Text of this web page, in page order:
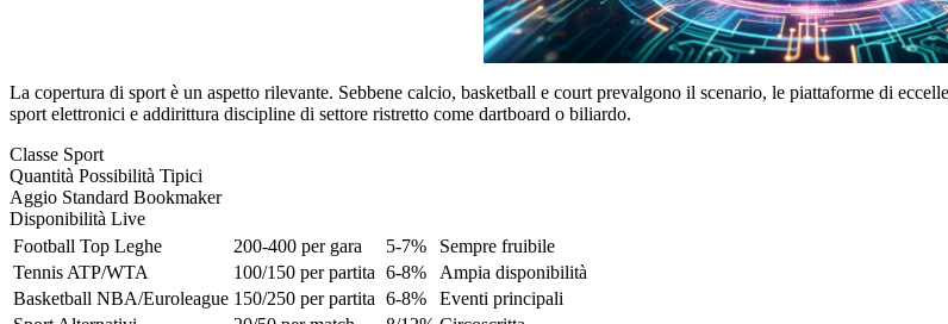
La copertura di sport è un aspetto rilevante. Sebbene calcio, basketball e court prevalgono il scenario, le piattaforme di
sport elettronici e addirittura discipline di settore ristretto come dartboard o biliardo.
Classe Sport
Quantità Possibilità Tipici
Aggio Standard Bookmaker
Disponibilità Live
Football Top Leghe
200-400 per gara 5-7%
Sempre fruibile
Tennis ATP/WTA
100/150 per partita 6-8%
Ampia disponibilità
Basketball NBA/Euroleague 150/250 per partita 6-8%
Eventi principali